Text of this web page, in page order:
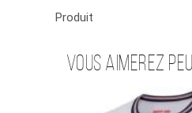
Produit
Vous aimerez